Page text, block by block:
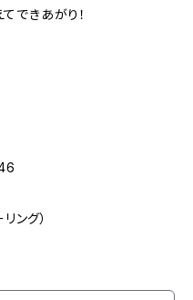
できあがり！
ング）